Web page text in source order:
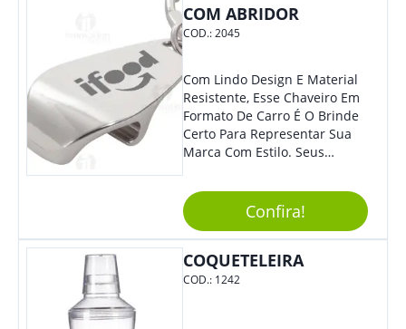
COM ABRIDOR
COD.:2045
Com Lindo Design E Material
Resistente, Esse Chaveiro Em
Formato De Carro É O Brinde
Certo Para Representar Sua
Marca Com Estilo. Seus
Adorar.
Confira!
COQUETELEIRA
COD.: 1242